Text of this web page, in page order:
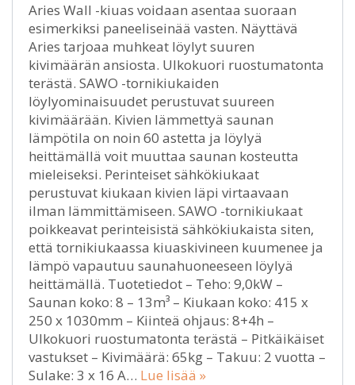
Aries Wall -kiuas voidaan asentaa suoraan
esimerkiksi paneeliseinää vasten. Näyttävä
Aries tarjoaa muhkeat löylyt suuren
kivimäärän ansiosta. Ulkokuori ruostumatonta
terästä. SAWO -tornikiukaiden
löylyominaisuudet perustuvat suureen
kivimäärään. Kivien lämmettyä saunan
lämpötila on noin 60 astetta ja löylyä
heittämällä voit muuttaa saunan kosteutta
mieleiseksi. Perinteiset sähkökiukaat
perustuvat kiukaan kivien läpi virtaavaan
ilman lämmittämiseen. SAWO -tornikiukaat
poikkeavat perinteisistä sähkökiukaista siten,
että tornikiukaassa kiuaskivineen kuumenee ja
lämpö vapautuu saunahuoneeseen löylyä
heittämällä. Tuotetiedot – Teho: 9,0kW –
Saunan koko: 8 – 13m³ – Kiukaan koko: 415 x
250 x 1030mm – Kiinteä ohjaus: 8+4h –
Ulkokuori ruostumatonta terästä – Pitkäikäiset
vastukset – Kivimäärä: 65kg – Takuu: 2 vuotta –
Sulake: 3 x 16 A… Lue lisää »